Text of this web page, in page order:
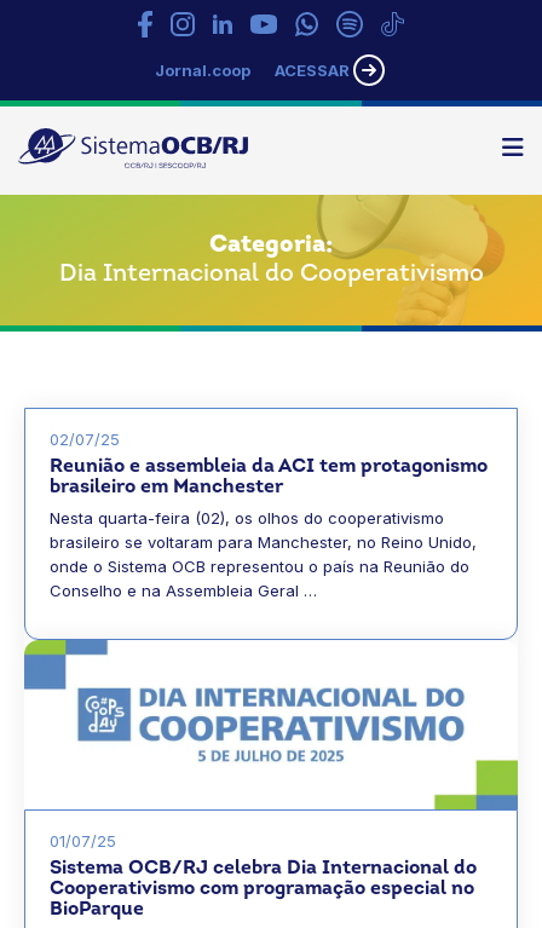
Jornal.coop ACESSAR
Sistema
OCB/RJ
Categoria:
Dia Internacional do Cooperativismo
02/07/25
Reunião e assembleia da ACI tem protagonismo
brasileiro em Manchester
Nesta quarta-feira (02), os olhos do cooperativismo
brasileiro se voltaram para Manchester, no Reino Unido,
onde o Sistema OCB representou o país na Reunião do
Conselho e na Assembleia Geral …
01/07/25
Sistema OCB/RJ celebra Dia Internacional do
Cooperativismo com programação especial no
BioParque